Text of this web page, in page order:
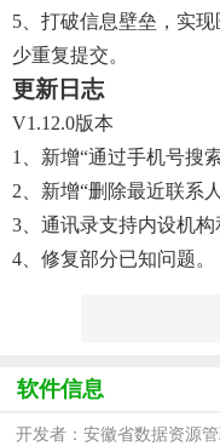
5、打破信息壁垒，实
少重复提交。
更新日志
V1.12.0版本
1、新增“通过手机号搜
2、新增“删除最近联系
3、通讯录支持内设机构
4、修复部分已知问题。
软件信息
开发者：安徽省数据资源